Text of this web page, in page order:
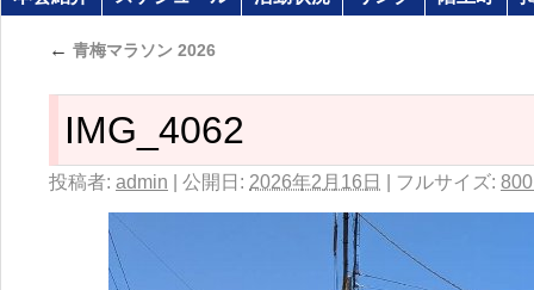
← 青梅マラソン 2026
IMG_4062
投稿者: admin 公開日: 2026年2月16日 フルサイズ: